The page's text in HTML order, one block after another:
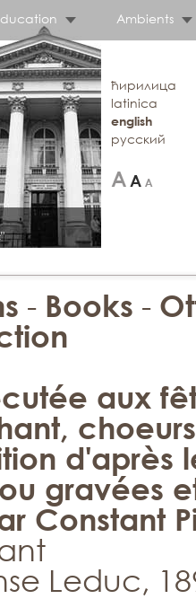
Ambients
ћирилица
latinica
english
русский
- Books -
aux
d'après
gravées
Constant
Leduc,